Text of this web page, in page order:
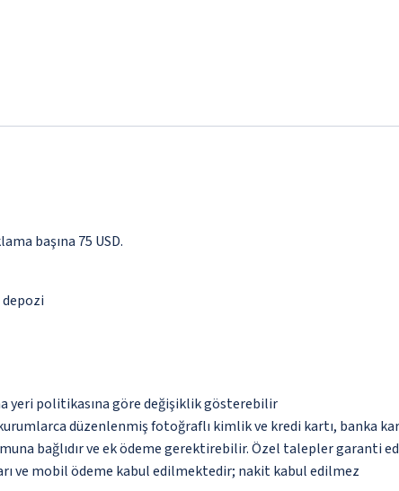
başına 75 USD.
yeri politikasına göre değişiklik gösterebilir
düzenlenmiş fotoğraflı kimlik ve kredi kartı, banka
bağlıdır ve ek ödeme gerektirebilir. Özel talepler garanti
ve mobil ödeme kabul edilmektedir; nakit kabul edilmez